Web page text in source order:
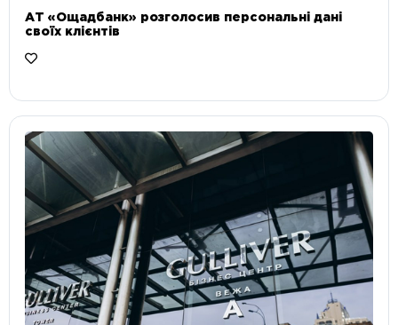
АТ «Ощадбанк» розголосив персональні дані
своїх клієнтів